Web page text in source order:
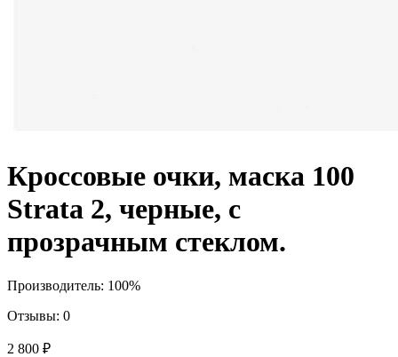
Кроссовые очки, маска 100
Strata 2, черные, с
прозрачным стеклом.
Производитель: 100%
Отзывы: 0
2 800 ₽